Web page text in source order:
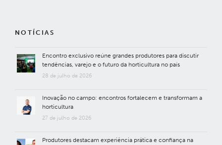
NOTÍCIAS
Encontro exclusivo reúne grandes produtores para discutir
tendências, varejo e o futuro da horticultura no país
28 de julho de 2026
Inovação no campo: encontros fortalecem e transformam a
horticultura
27 de julho de 2026
Produtores destacam experiência prática e confiança na